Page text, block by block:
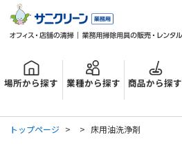
場所から探す 業種から探す 商品から探す
トップページ 床用油洗浄剤